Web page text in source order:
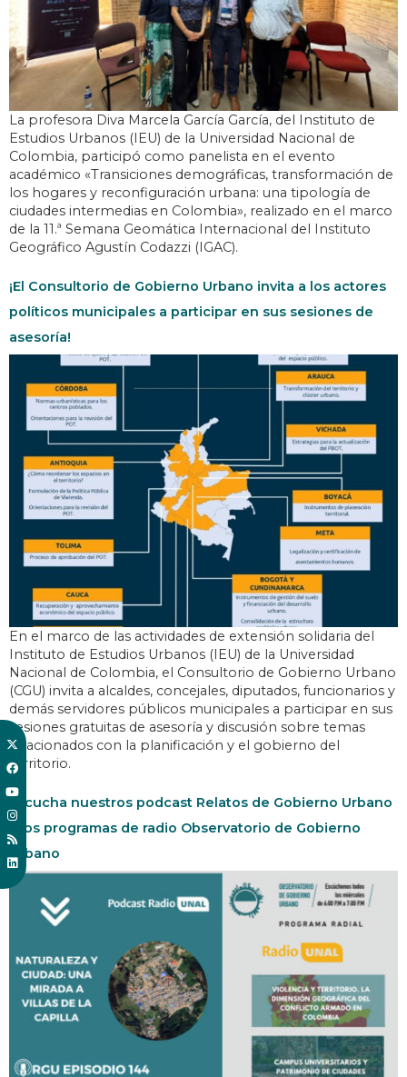
La profesora Diva Marcela García García, del Instituto de
Estudios Urbanos (IEU) de la Universidad Nacional de
Colombia, participó como panelista en el evento
académico «Transiciones demográficas, transformación de
los hogares y reconfiguración urbana: una tipología de
ciudades intermedias en Colombia», realizado en el marco
de la 11.ª Semana Geomática Internacional del Instituto
Geográfico Agustín Codazzi (IGAC).
¡El Consultorio de Gobierno Urbano invita a los actores
políticos municipales a participar en sus sesiones de
asesoría!
En el marco de las actividades de extensión solidaria del
Instituto de Estudios Urbanos (IEU) de la Universidad
Nacional de Colombia, el Consultorio de Gobierno Urbano
(CGU) invita a alcaldes, concejales, diputados, funcionarios y
demás servidores públicos municipales a participar en sus
sesiones gratuitas de asesoría y discusión sobre temas
relacionados con la planificación y el gobierno del
territorio.
Escucha nuestros podcast Relatos de Gobierno Urbano
y los programas de radio Observatorio de Gobierno
Urbano